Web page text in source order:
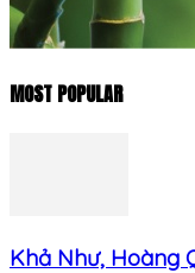
MOST POPULAR
Khả Như, Hoàng